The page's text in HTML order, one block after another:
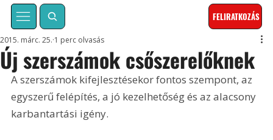
FELIRATKOZÁS
Új szerszámok csőszerelőknek
2015. márc. 25. 1 perc olvasás
A szerszámok kifejlesztésekor fontos szempont, az
egyszerű felépítés, a jó kezelhetőség és az alacsony
karbantartási igény.